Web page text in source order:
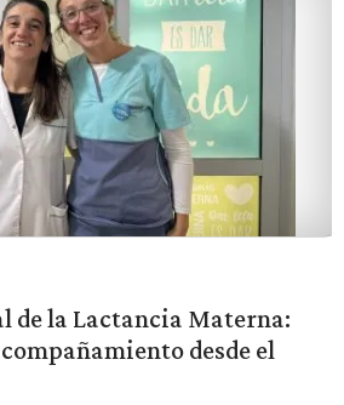
de la Lactancia Materna:
desde el